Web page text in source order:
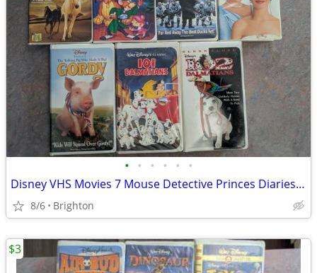
• • • • • •
Disney VHS Movies 7 Mouse Detective Princes Diaries 101, 102 Dalmatian
8/6 Brighton
$3